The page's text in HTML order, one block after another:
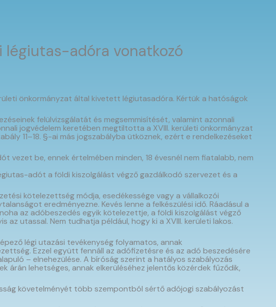
légiutas-adóra vonatkozó
önkormányzat által kivetett légiutasadóra. Kértük a hatóságok
felülvizsgálatát és megsemmisítését, valamint azonnali
jogvédelem keretében megtiltotta a XVIII. kerületi önkormányzat
11–18. §-ai más jogszabályba ütköznek, ezért e rendelkezéseket
be, ennek értelmében minden, 18 évesnél nem fiatalabb, nem
adót a földi kiszolgálást végző gazdálkodó szervezet és a
kötelezettség módja, esedékessége vagy a vállalkozói
eredményezne. Kevés lenne a felkészülési idő. Ráadásul a
az adóbeszedés egyik kötelezettje, a földi kiszolgálást végző
utassal. Nem tudhatja például, hogy ki a XVIII. kerületi lakos.
légi utazási tevékenység folyamatos, annak
Ezzel együtt fennáll az adófizetésre és az adó beszedésére
– elnehezülése. A bíróság szerint a hatályos szabályozás
árán lehetséges, annak elkerüléséhez jelentős közérdek fűződik,
követelményét több szempontból sértő adójogi szabályozást